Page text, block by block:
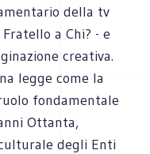
della tv
a Chi? - e
creativa.
legge come la
fondamentale
Ottanta,
degli Enti